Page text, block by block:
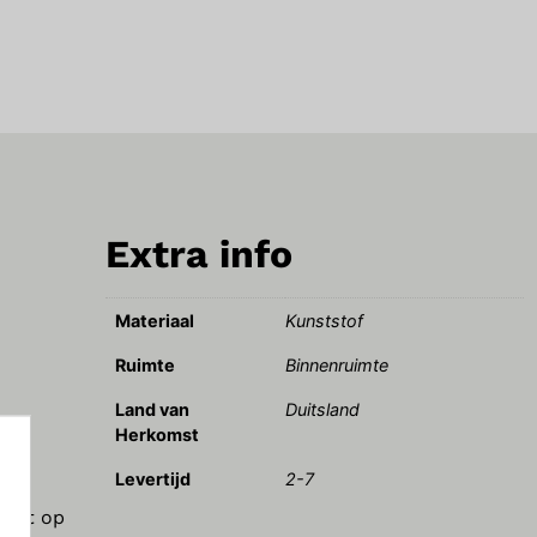
op
Extra info
Materiaal Kunststof
Ruimte Binnenruimte
Land van
Herkomst
Duitsland
Levertijd 2-7